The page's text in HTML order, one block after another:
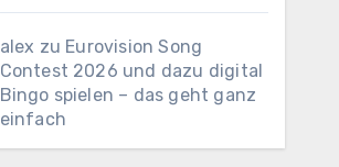
alex zu Eurovision Song
Contest 2026 und dazu digital
Bingo spielen – das geht ganz
einfach